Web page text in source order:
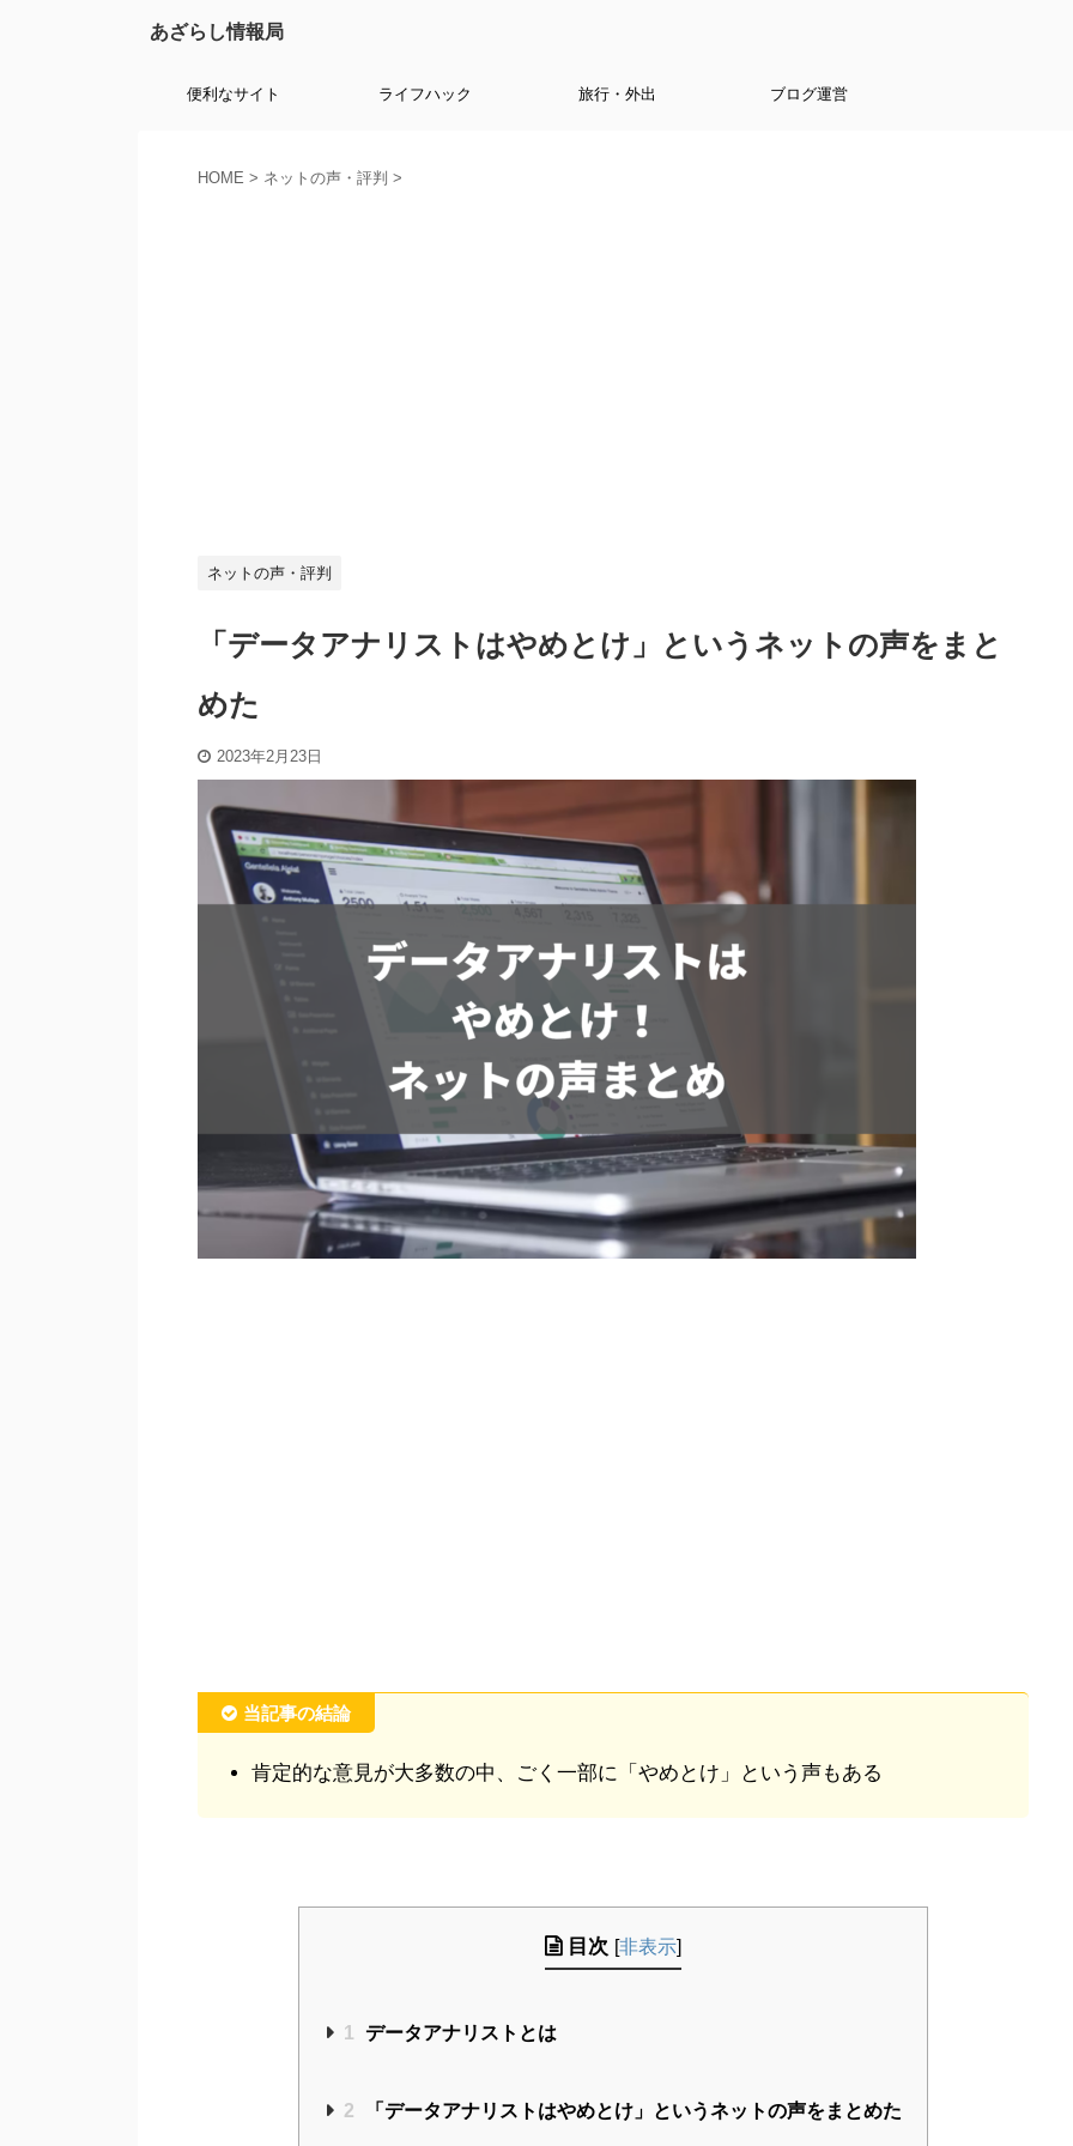
あざらし情報局
便利なサイト ライフハック 旅行・外出 ブログ運営
HOME > ネットの声・評判 >
ネットの声・評判
「データアナリストはやめとけ」というネットの声をまと
めた
2023年2月23日
当記事の結論
肯定的な意見が大多数の中、ごく一部に「やめとけ」という声もある
目次 [非表示]
1 データアナリストとは
2 「データアナリストはやめとけ」というネットの声をまとめた